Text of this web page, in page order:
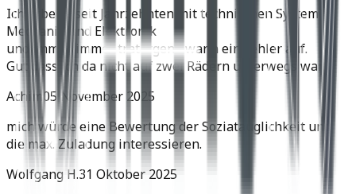
Ich arbeite seit Jahrzehnten mit technischen Systemen,
Mechanik und Elektronik
und immer, immer trat irgend wann ein Fehler auf.
Gut dass ich da nicht auf zwei Rädern unterwegs war.
Achim05 November 2025
mich würde eine Bewertung der Soziatauglichkeit und
die max. Zuladung interessieren.
Wolfgang H.31 Oktober 2025